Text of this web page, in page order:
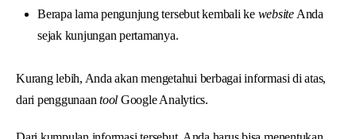
Berapa lama pengunjung tersebut kembali ke website Anda
sejak kunjungan pertamanya.
Kurang lebih, Anda akan mengetahui berbagai informasi di atas,
dari penggunaantool Google Analytics.